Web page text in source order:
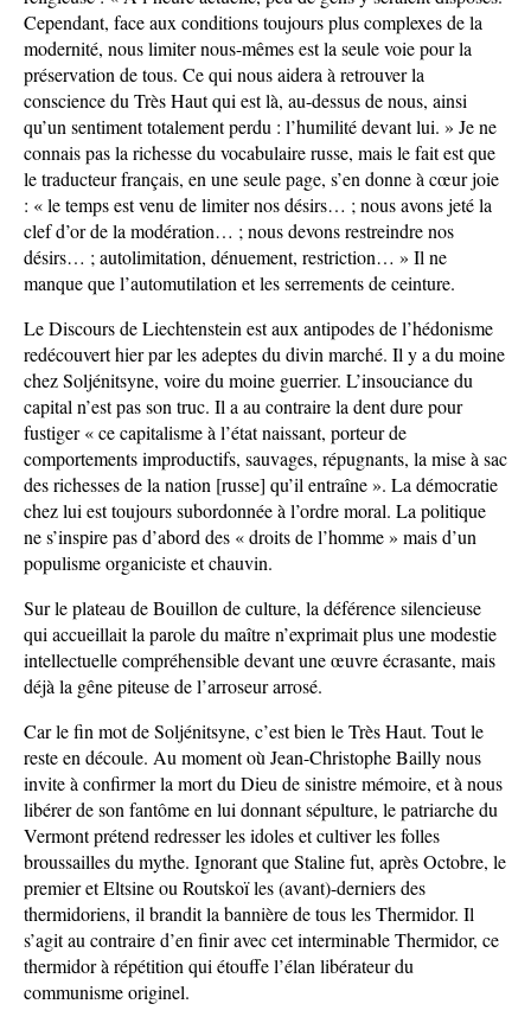
Cependant, face aux conditions toujours plus complexes de la
modernité, nous limiter nous-mêmes est la seule voie pour la
préservation de tous. Ce qui nous aidera à retrouver la
conscience du Très Haut qui est là, au-dessus de nous, ainsi
qu’un sentiment totalement perdu : l’humilité devant lui. » Je ne
connais pas la richesse du vocabulaire russe, mais le fait est que
le traducteur français, en une seule page, s’en donne à cœur joie
: « le temps est venu de limiter nos désirs… ; nous avons jeté la
clef d’or de la modération… ; nous devons restreindre nos
désirs… ; autolimitation, dénuement, restriction… » Il ne
manque que l’automutilation et les serrements de ceinture.
Le Discours de Liechtenstein est aux antipodes de l’hédonisme
redécouvert hier par les adeptes du divin marché. Il y a du moine
chez Soljénitsyne, voire du moine guerrier. L’insouciance du
capital n’est pas son truc. Il a au contraire la dent dure pour
fustiger « ce capitalisme à l’état naissant, porteur de
comportements improductifs, sauvages, répugnants, la mise à sac
des richesses de la nation [russe] qu’il entraîne ». La démocratie
chez lui est toujours subordonnée à l’ordre moral. La politique
ne s’inspire pas d’abord des « droits de l’homme » mais d’un
populisme organiciste et chauvin.
Sur le plateau de Bouillon de culture, la déférence silencieuse
qui accueillait la parole du maître n’exprimait plus une modestie
intellectuelle compréhensible devant une œuvre écrasante, mais
déjà la gêne piteuse de l’arroseur arrosé.
Car le fin mot de Soljénitsyne, c’est bien le Très Haut. Tout le
reste en découle. Au moment où Jean-Christophe Bailly nous
invite à confirmer la mort du Dieu de sinistre mémoire, et à nous
libérer de son fantôme en lui donnant sépulture, le patriarche du
Vermont prétend redresser les idoles et cultiver les folles
broussailles du mythe. Ignorant que Staline fut, après Octobre, le
premier et Eltsine ou Routskoï les (avant)-derniers des
thermidoriens, il brandit la bannière de tous les Thermidor. Il
s’agit au contraire d’en finir avec cet interminable Thermidor, ce
thermidor à répétition qui étouffe l’élan libérateur du
communisme originel.